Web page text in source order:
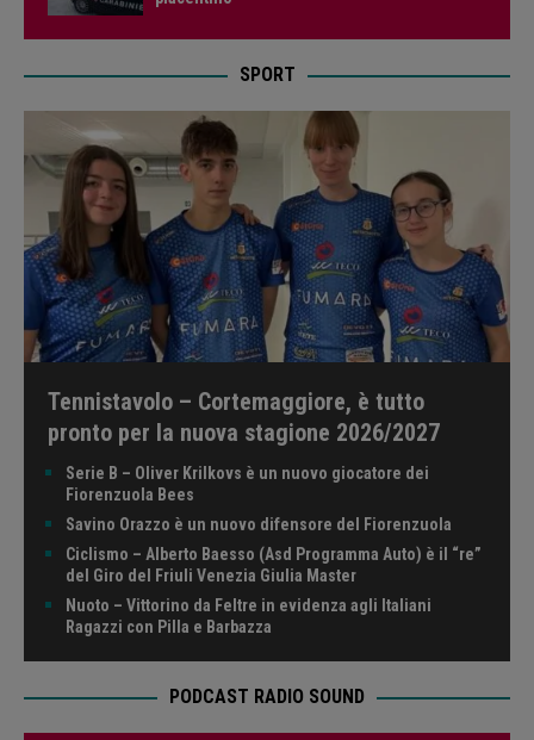
SPORT
Tennistavolo – Cortemaggiore, è tutto
pronto per la nuova stagione 2026/2027
Serie B – Oliver Krilkovs è un nuovo giocatore dei
Fiorenzuola Bees
Savino Orazzo è un nuovo difensore del Fiorenzuola
Ciclismo – Alberto Baesso (Asd Programma Auto) è il “re”
del Giro del Friuli Venezia Giulia Master
Nuoto – Vittorino da Feltre in evidenza agli Italiani
Ragazzi con Pilla e Barbazza
PODCAST RADIO SOUND